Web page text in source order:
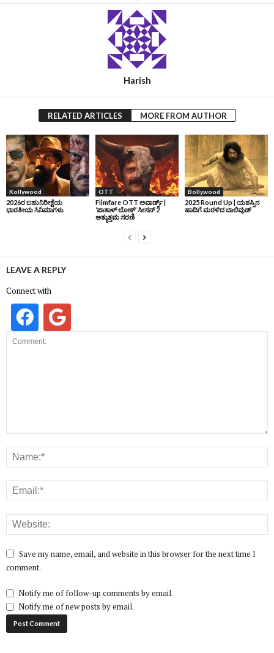
Harish
RELATED ARTICLES MORE FROM AUTHOR
Kollywood
2026ರ ಬಹುನಿರೀಕ್ಷೆಯ
ಭಾರತೀಯ ಸಿನಿಮಾಗಳು
OTT
Filmfare OTT ಅವಾರ್ಡ್ಸ್‌ |
‘ಪಾತಾಳ್‌ ಲೋಕ್‌’ ಸೀಸನ್‌ 2
ಅತ್ಯುತ್ತಮ ಸರಣಿ
Bollywood
2025 Round Up | ಯಶಸ್ಸಿನ
ಹಾದಿಗೆ ಮರಳಿದ ಬಾಲಿವುಡ್‌
LEAVE A REPLY
Connect with
Save my name, email, and website in this browser for the next time I
comment.
Notify me of follow-up comments by email.
Notify me of new posts by email.